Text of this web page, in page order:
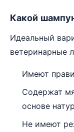
Какой
Идеальный
ветеринарные
Имеют
Содержат
основе
Не имеют